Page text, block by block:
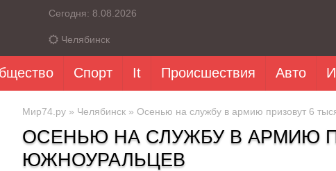
Сегодня: 8.08.2026
Челябинск
Спорт It Происшествия Авто
Мир74.ру » Челябинск » Осенью на службу в армию призовут 6
ОСЕНЬЮ НА СЛУЖБУ В АРМИЮ
ЮЖНОУРАЛЬЦЕВ